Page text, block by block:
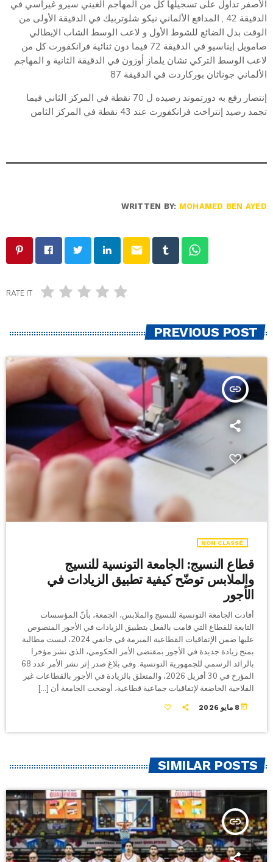
الأصفر تداول على تسجيلها كل من المهاجم الغيني سيرو غيراسي في
الدقيقة 42 , المدافع الألماني نيكو شلوتربيك في الدقيقة الأولى من
الوقت بدل الضائع للشوط الأول و لاعب الوسط الشاب الإيطالي
صامويل إيناسيو في الدقيقة 72 فيما دون ثنائية فرانكفورت كل من
لاعب الوسط التركي تشان يلماز أوزون في الدقيقة الثانية و المهاجم
الألماني جوناثان بوركاردت في الدقيقة 87
إنتصار رفع به دورتموند رصيده ل 70 نقطة في المركز الثاني فيما
تجمد رصيد إنتراخت فرانكفورت عند 43 نقطة في المركز الثامن
WRITTEN BY: MOHAMED BEN AYED
email
RATE IT
PREVIOUS POST
insert_link
NON CLASSÉ
قطاع النسيج: الجامعة التونسية للنسيج
والملابس توضّح كيفية تطبيق الزيادات في
الأجور
أفادت الجامعة التونسية للنسيج والملابس، الجمعة، بأنّ المؤسسات
التابعة للقطاع التي قامت بالفعل بتطبيق الزيادات في الأجور المنصوص
عليها ضمن الإتفاقيات القطاعية المبرمة في جانفي 2024، ليست مطالبة
بمنح زيادة جديدة في الأجور بمقتضى الأمر الحكومي، الذي نشر مؤخرا
بالرائد الرسمي للجمهورية التونسية. وفي بلاغ صدر إثر نشر الأمر عدد 68
المؤرخ في 30 أفريل 2026، والمتعلق بالزيادة في الأجور بالقطاعات غير
الفلاحية الخاضعة لإتفاقيات جماعية قطاعية، أوضحت الجامعة أن […]
today 8 مايو 2026
SIMILAR POSTS
insert_link